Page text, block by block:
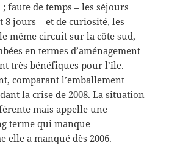
; faute de temps – les séjours
8 jours – et de curiosité, les
même circuit sur la côte sud,
en termes d’aménagement
très bénéfiques pour l’île.
comparant l’emballement
la crise de 2008. La situation
mais appelle une
terme qui manque
elle a manqué dès 2006.